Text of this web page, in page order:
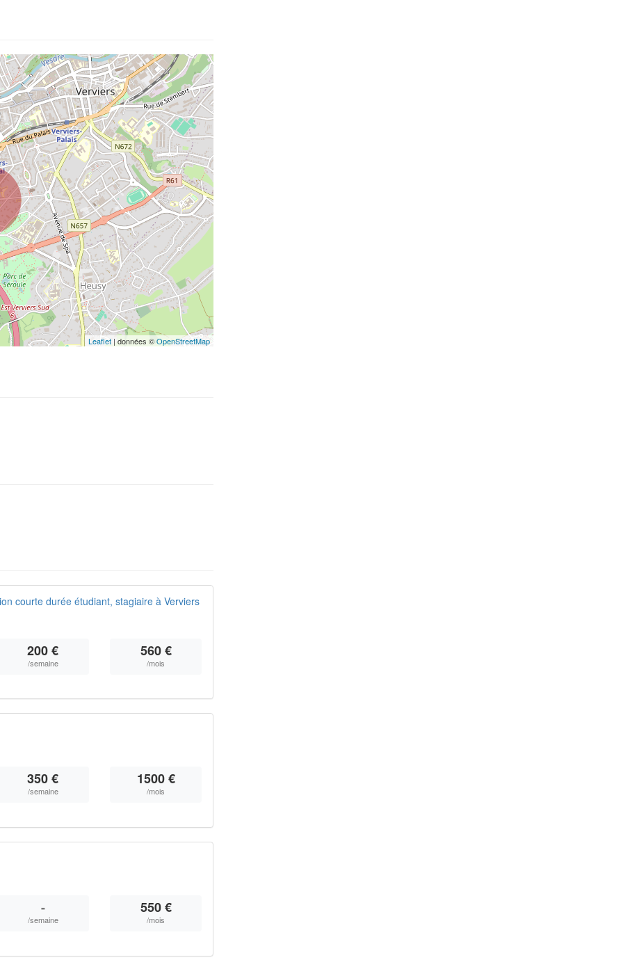
Leaflet| données ©OpenStreetMap
courte durée étudiant, stagiaire à Verviers
200 €
/semaine
560 €
/mois
350 €
/semaine
1500 €
/mois
-
/semaine
550 €
/mois